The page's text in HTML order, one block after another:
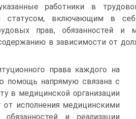
работники в
статусом, включающим в
прав, обязанностей и
в зависимости от
права каждого на
помощь напрямую связана с
в медицинской организации
исполнения медицинскими
и реализации